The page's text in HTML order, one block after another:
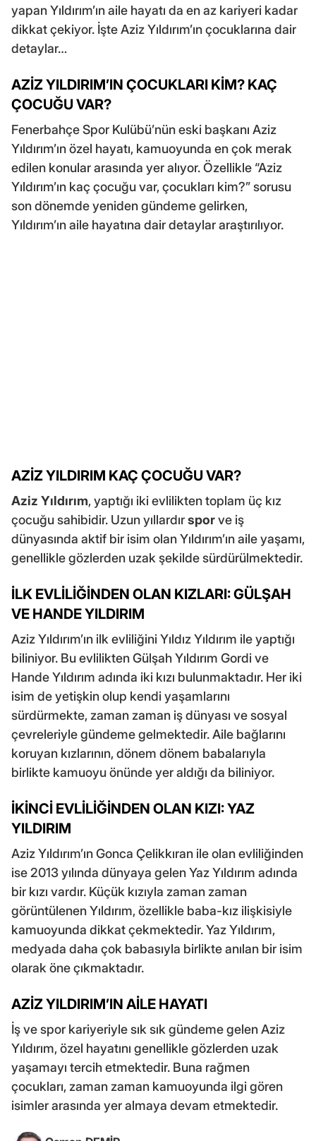
yapan Yıldırım’ın aile hayatı da en az kariyeri kadar
dikkat çekiyor. İşte Aziz Yıldırım’ın çocuklarına dair
detaylar…
AZİZ YILDIRIM’IN ÇOCUKLARI KİM? KAÇ
ÇOCUĞU VAR?
Fenerbahçe Spor Kulübü’nün eski başkanı Aziz
Yıldırım’ın özel hayatı, kamuoyunda en çok merak
edilen konular arasında yer alıyor. Özellikle “Aziz
Yıldırım’ın kaç çocuğu var, çocukları kim?” sorusu
son dönemde yeniden gündeme gelirken,
Yıldırım’ın aile hayatına dair detaylar araştırılıyor.
AZİZ YILDIRIM KAÇ ÇOCUĞU VAR?
Aziz Yıldırım, yaptığı iki evlilikten toplam üç kız
çocuğu sahibidir. Uzun yıllardırsporve iş
dünyasında aktif bir isim olan Yıldırım’ın aile yaşamı,
genellikle gözlerden uzak şekilde sürdürülmektedir.
İLK EVLİLİĞİNDEN OLAN KIZLARI: GÜLŞAH
VE HANDE YILDIRIM
Aziz Yıldırım’ın ilk evliliğini Yıldız Yıldırım ile yaptığı
biliniyor. Bu evlilikten Gülşah Yıldırım Gordi ve
Hande Yıldırım adında iki kızı bulunmaktadır. Her iki
isim de yetişkin olup kendi yaşamlarını
sürdürmekte, zaman zaman iş dünyası ve sosyal
çevreleriyle gündeme gelmektedir. Aile bağlarını
koruyan kızlarının, dönem dönem babalarıyla
birlikte kamuoyu önünde yer aldığı da biliniyor.
İKİNCİ EVLİLİĞİNDEN OLAN KIZI: YAZ
YILDIRIM
Aziz Yıldırım’ın Gonca Çelikkıran ile olan evliliğinden
ise 2013 yılında dünyaya gelen Yaz Yıldırım adında
bir kızı vardır. Küçük kızıyla zaman zaman
görüntülenen Yıldırım, özellikle baba-kız ilişkisiyle
kamuoyunda dikkat çekmektedir. Yaz Yıldırım,
medyada daha çok babasıyla birlikte anılan bir isim
olarak öne çıkmaktadır.
AZİZ YILDIRIM’IN AİLE HAYATI
İş ve spor kariyeriyle sık sık gündeme gelen Aziz
Yıldırım, özel hayatını genellikle gözlerden uzak
yaşamayı tercih etmektedir. Buna rağmen
çocukları, zaman zaman kamuoyunda ilgi gören
isimler arasında yer almaya devam etmektedir.